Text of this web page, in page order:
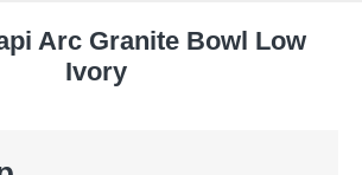
Arc Granite Bowl Low
Ivory